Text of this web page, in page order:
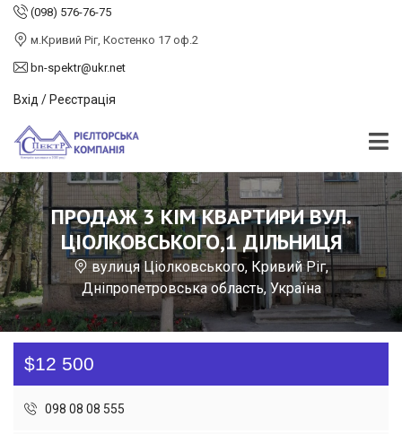
(098) 576-76-75
м.Кривий Ріг, Костенко 17 оф.2
bn-spektr@ukr.net
Вхід / Реєстрація
ПРОДАЖ 3 КІМ КВАРТИРИ ВУЛ.
ЦІОЛКОВСЬКОГО,1 ДІЛЬНИЦЯ
вулиця Ціолковського, Кривий Ріг,
Дніпропетровська область, Україна
$12 500
098 08 08 555